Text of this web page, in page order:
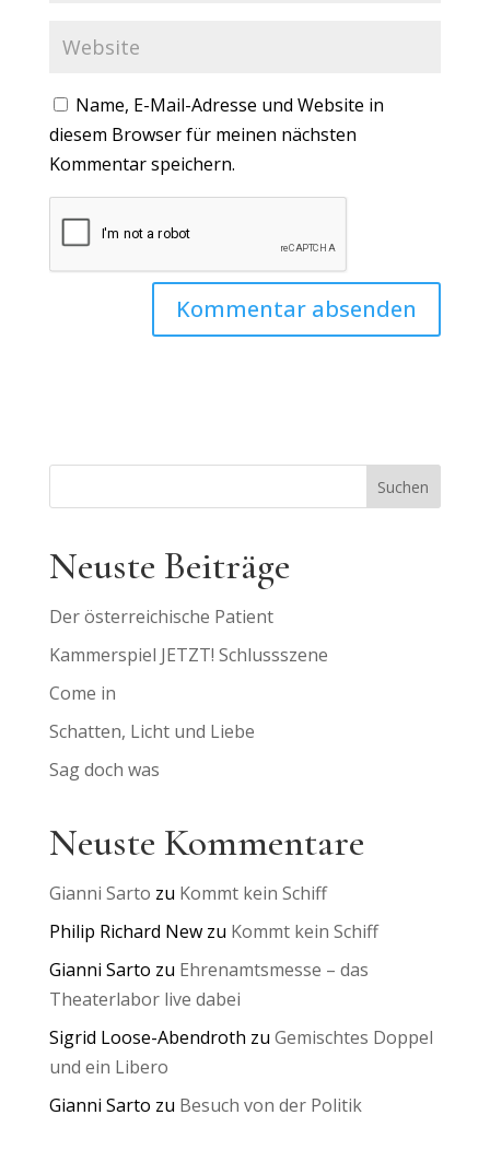
Name, E-Mail-Adresse und Website in
diesem Browser für meinen nächsten
Kommentar speichern.
Suchen
Neuste Beiträge
Der österreichische Patient
Kammerspiel JETZT! Schlussszene
Come in
Schatten, Licht und Liebe
Sag doch was
Neuste Kommentare
Gianni Sarto zu Kommt kein Schiff
Philip Richard Newzu Kommt kein Schiff
Gianni Sarto zu Ehrenamtsmesse – das
Theaterlabor live dabei
Sigrid Loose-Abendroth zu Gemischtes Doppel
und ein Libero
Gianni Sarto zu Besuch von der Politik